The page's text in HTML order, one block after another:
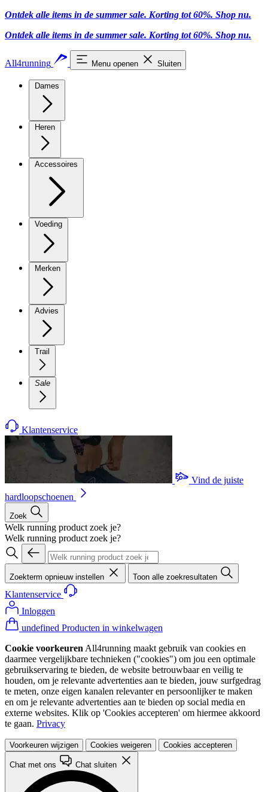
Ontdek alle items in de summer sale. Korting tot 60%. Shop nu.
Ontdek alle items in de summer sale. Korting tot 60%. Shop nu.
All4running Menu openen Sluiten
Dames
Heren
Accessoires
Voeding
Merken
Advies
Trail
Sale
Klantenservice
Vind de juiste
hardloopschoenen
Zoek
Welk running product zoek je?
Welk running product zoek je?
Zoekterm opnieuw instellen Toon alle zoekresultaten
Klantenservice
Inloggen
undefined Producten in winkelwagen
Cookie voorkeuren All4running maakt gebruik van cookies en
daarmee vergelijkbare technieken ("cookies") om jou een optimale
gebruikservaring te bieden, de website betrouwbaar en veilig te
houden, om je relevante advertenties aan te bieden, jouw surfgedrag
te meten, onze eigen kanalen relevanter en persoonlijker te maken
en om je relevante advertenties aan te bieden op social media en
externe websites. Klik op 'Cookies accepteren' om hiermee akkoord
te gaan. Privacy
Voorkeuren wijzigen Cookies weigeren Cookies accepteren
Chat met ons Chat sluiten